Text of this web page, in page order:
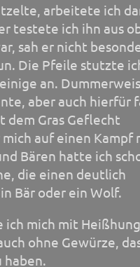
arbeitete ich
testete ich ihn aus
sah er nicht
Die Pfeile stutzte
an.
aber auch hierfür
dem Gras Geflecht
auf einen Kampf
Bären hatte ich
die einen deutlich
Bär oder ein Wolf.
ich mich mit
ohne Gewürze,
haben.